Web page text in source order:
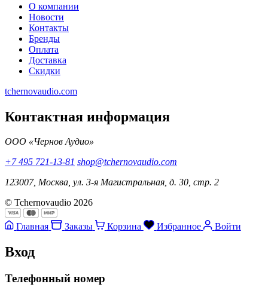
О компании
Новости
Контакты
Бренды
Оплата
Доставка
Скидки
tchernovaudio.com
Контактная информация
ООО «Чернов Аудио»
+7 495 721-13-81 shop@tchernovaudio.com
123007, Москва, ул. 3-я Магистральная, д. 30, стр. 2
© Tchernovaudio 2026
Главная Заказы Корзина Избранное Войти
Вход
Телефонный номер